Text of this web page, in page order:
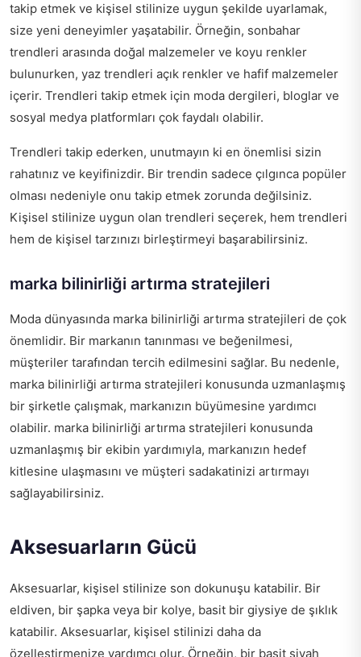
takip etmek ve kişisel stilinize uygun şekilde uyarlamak,
size yeni deneyimler yaşatabilir. Örneğin, sonbahar
trendleri arasında doğal malzemeler ve koyu renkler
bulunurken, yaz trendleri açık renkler ve hafif malzemeler
içerir. Trendleri takip etmek için moda dergileri, bloglar ve
sosyal medya platformları çok faydalı olabilir.
Trendleri takip ederken, unutmayın ki en önemlisi sizin
rahatınız ve keyifinizdir. Bir trendin sadece çılgınca popüler
olması nedeniyle onu takip etmek zorunda değilsiniz.
Kişisel stilinize uygun olan trendleri seçerek, hem trendleri
hem de kişisel tarzınızı birleştirmeyi başarabilirsiniz.
marka bilinirliği artırma stratejileri
Moda dünyasında marka bilinirliği artırma stratejileri de çok
önemlidir. Bir markanın tanınması ve beğenilmesi,
müşteriler tarafından tercih edilmesini sağlar. Bu nedenle,
marka bilinirliği artırma stratejileri konusunda uzmanlaşmış
bir şirketle çalışmak, markanızın büyümesine yardımcı
olabilir. marka bilinirliği artırma stratejileri konusunda
uzmanlaşmış bir ekibin yardımıyla, markanızın hedef
kitlesine ulaşmasını ve müşteri sadakatinizi artırmayı
sağlayabilirsiniz.
Aksesuarların Gücü
Aksesuarlar, kişisel stilinize son dokunuşu katabilir. Bir
eldiven, bir şapka veya bir kolye, basit bir giysiye de şıklık
katabilir. Aksesuarlar, kişisel stilinizi daha da
özelleştirmenize yardımcı olur. Örneğin, bir basit siyah